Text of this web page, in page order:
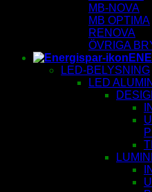
MB-NOVA
MB OPTIMA
RENOVA
ÖVRIGA
LED-BELYSNING
LED